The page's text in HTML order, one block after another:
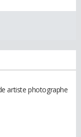
artiste photographe